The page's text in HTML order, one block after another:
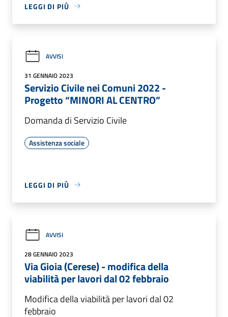
LEGGI DI PIÙ
AVVISI
31 GENNAIO 2023
Servizio Civile nei Comuni 2022 -
Progetto “MINORI AL CENTRO”
Domanda di Servizio Civile
Assistenza sociale
LEGGI DI PIÙ
AVVISI
28 GENNAIO 2023
Via Gioia (Cerese) - modifica della
viabilità per lavori dal 02 febbraio
Modifica della viabilità per lavori dal 02
febbraio